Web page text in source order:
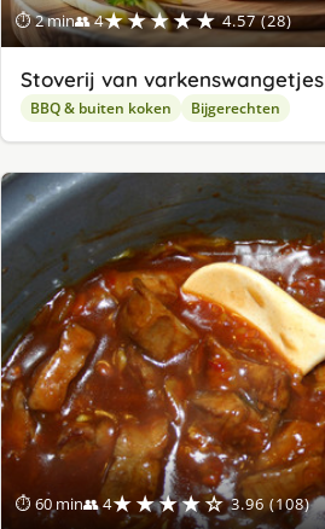
⏱ 2 min👥 4★★★★★ 4.57 (28)
Stoverij van varkenswangetjes
BBQ & buiten koken Bijgerechten
⏱ 60 min👥 4★★★★☆ 3.96 (108)